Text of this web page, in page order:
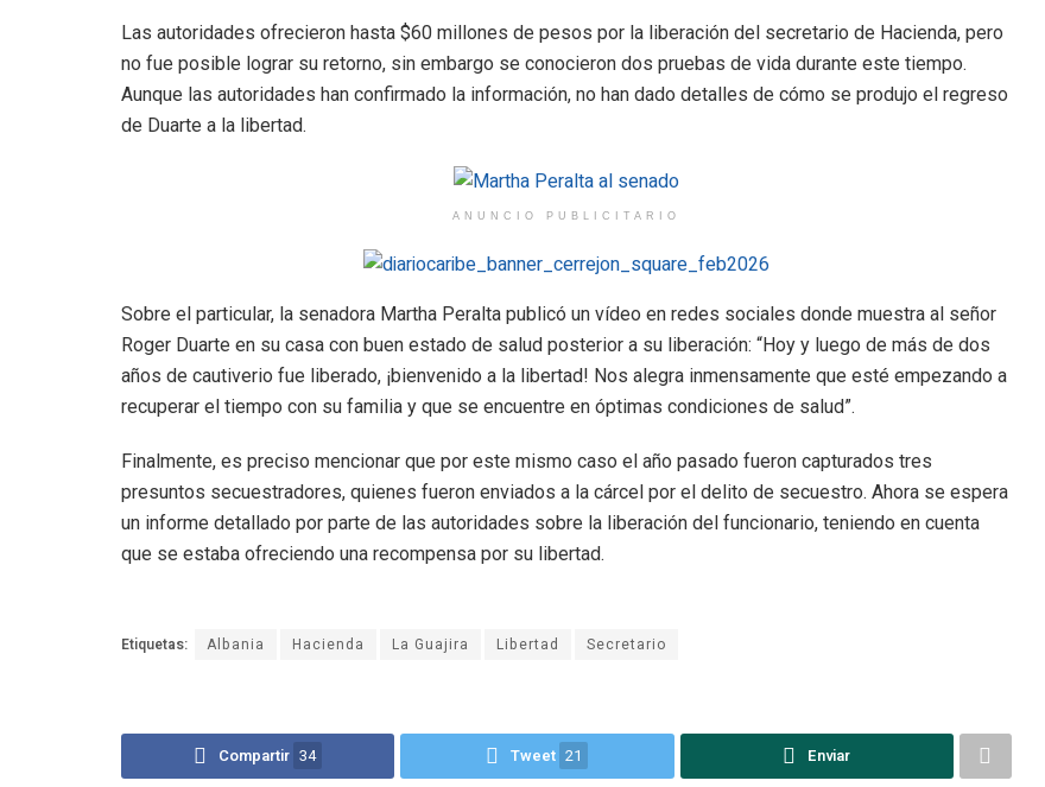
Las autoridades ofrecieron hasta $60 millones de pesos por la liberación del secretario de Hacienda, pero
no fue posible lograr su retorno, sin embargo se conocieron dos pruebas de vida durante este tiempo.
Aunque las autoridades han confirmado la información, no han dado detalles de cómo se produjo el regreso
de Duarte a la libertad.
ANUNCIO PUBLICITARIO
Sobre el particular, la senadora Martha Peralta publicó un vídeo en redes sociales donde muestra al señor
Roger Duarte en su casa con buen estado de salud posterior a su liberación: “Hoy y luego de más de dos
años de cautiverio fue liberado, ¡bienvenido a la libertad! Nos alegra inmensamente que esté empezando a
recuperar el tiempo con su familia y que se encuentre en óptimas condiciones de salud”.
Finalmente, es preciso mencionar que por este mismo caso el año pasado fueron capturados tres
presuntos secuestradores, quienes fueron enviados a la cárcel por el delito de secuestro. Ahora se espera
un informe detallado por parte de las autoridades sobre la liberación del funcionario, teniendo en cuenta
que se estaba ofreciendo una recompensa por su libertad.
Etiquetas: Albania Hacienda La Guajira Libertad Secretario
Compartir 34 Tweet 21 Enviar